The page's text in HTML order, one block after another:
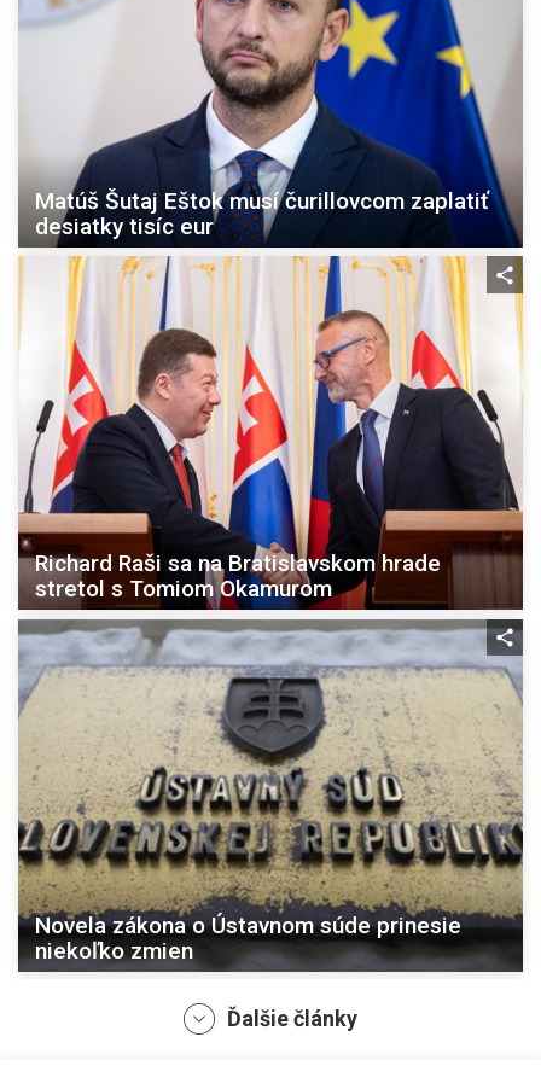
Matúš Šutaj Eštok musí čurillovcom zaplatiť
desiatky tisíc eur
Richard Raši sa na Bratislavskom hrade
stretol s Tomiom Okamurom
Novela zákona o Ústavnom súde prinesie
niekoľko zmien
Ďalšie články